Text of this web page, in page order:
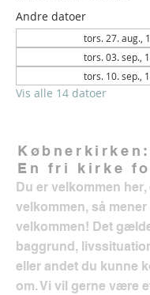
Andre datoer
tors. 27. aug.,
tors. 03. sep.,
tors. 10. sep.,
Vis alle 14 datoer
Købnerkirken:
En fri kirke
Du er velkommen
velkommen, så
velkommen! Det
baggrund,
eller andet du kunne
om. Vi vil gerne være